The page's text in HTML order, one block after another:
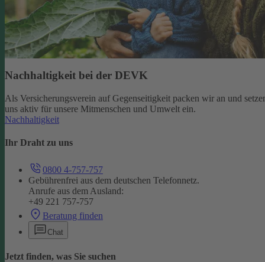
Nachhaltigkeit bei der DEVK
Als Versicherungsverein auf Gegenseitigkeit packen wir an und
uns aktiv für unsere Mitmenschen und Umwelt ein.
Nachhaltigkeit
Ihr Draht zu uns
0800 4-757-757
Gebührenfrei aus dem deutschen Telefonnetz.
Anrufe aus dem Ausland:
+49 221 757-757
Beratung finden
Chat
Jetzt finden, was Sie suchen